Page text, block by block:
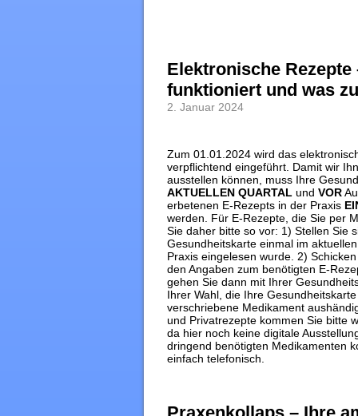
Elektronische Rezepte
funktioniert und was
2. Januar 2024
Zum 01.01.2024 wird das
verpflichtend eingeführt. Damit wir
ausstellen können, muss Ihre
AKTUELLEN QUARTALund VOR
erbetenen E-Rezepts in der Praxis
werden. Für E-Rezepte, die Sie per
Sie daher bitte so vor: 1) Stellen Sie
Gesundheitskarte einmal im
Praxis eingelesen wurde. 2)
den Angaben zum benötigten E-
gehen Sie dann mit Ihrer
Ihrer Wahl, die Ihre
verschriebene Medikament
und Privatrezepte kommen Sie bitte
da hier noch keine digitale
dringend benötigten Medikamenten
einfach telefonisch.